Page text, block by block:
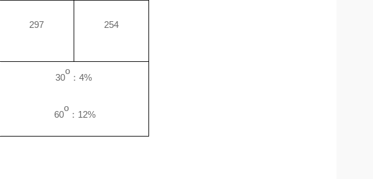
297 254
30
o
：4%
60
o
： 12%